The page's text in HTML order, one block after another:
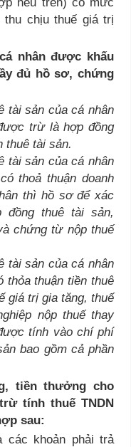
thu chịu thuế giá trị
nhân được khấu
đủ hồ sơ, chứng
tài sản của cá nhân
trừ là hợp đồng
thuê tài sản.
tài sản của cá nhân
thoả thuận doanh
thì hồ sơ để xác
thuê tài sản,
chứng từ nộp thuế
tài sản của cá nhân
thỏa thuận tiền thuê
giá trị gia tăng, thuế
nộp thuế thay
tính vào chí phí
bao gồm cả phần
tiền thưởng cho
tính thuế TNDN
sau:
các khoản phải trả